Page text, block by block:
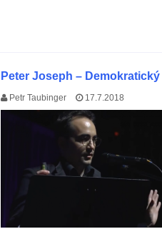
Peter Joseph –
Petr Taubinger
17.7.2018